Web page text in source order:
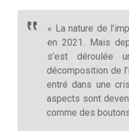
« La nature de
en 2021. Mais
s’est déroulée
décomposition de
entré dans une
aspects sont
comme des boutons